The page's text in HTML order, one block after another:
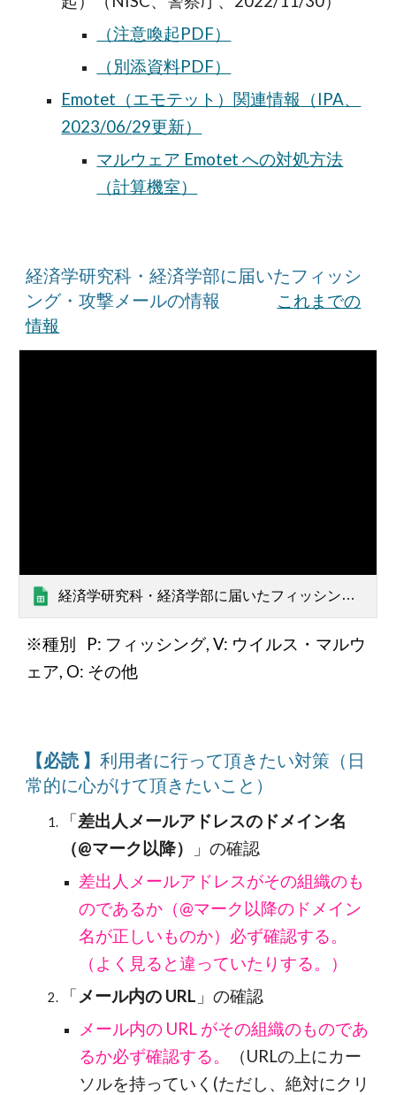
（注意喚起PDF）
（別添資料PDF）
Emotet（エモテット） 関連情報 （IPA、
2023/06/29更新）
マルウェア Emotet への対処方法
（計算機室）
経済学研究科・経済学部に届いたフィッシ
ング・攻撃メールの情報
これまでの
情報
経済学研究科・経済学部に届いたフィッシング・攻撃メールの情報
※種別 P: フィッシング, V: ウイルス・マルウ
ェア, O: その他
【必読 】利用者に行って頂きたい対策（日
常的に心がけて頂きたいこと）
「差出人メールアドレスのドメイン名
（@マーク以降）
」の確認
差出人メールアドレスがその組織のも
のであるか（@マーク以降のドメイン
名が正しいものか）必ず確認する。
（よく見ると違っていたりする。）
「 メール内の URL 」の確認
メール内の URL がその組織のものであ
るか必ず確認する。
（URLの上にカー
ソルを持っていく(ただし、絶対にクリ